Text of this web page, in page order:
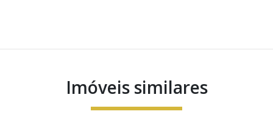
Imóveis similares